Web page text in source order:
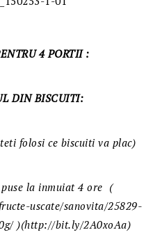
4 PORTII :
DIN BISCUITI:
folosi ce biscuiti va plac)
puse la inmuiat 4 ore (
uscate/sanovita/25829-
)(http://bit.ly/2A0xoAa)